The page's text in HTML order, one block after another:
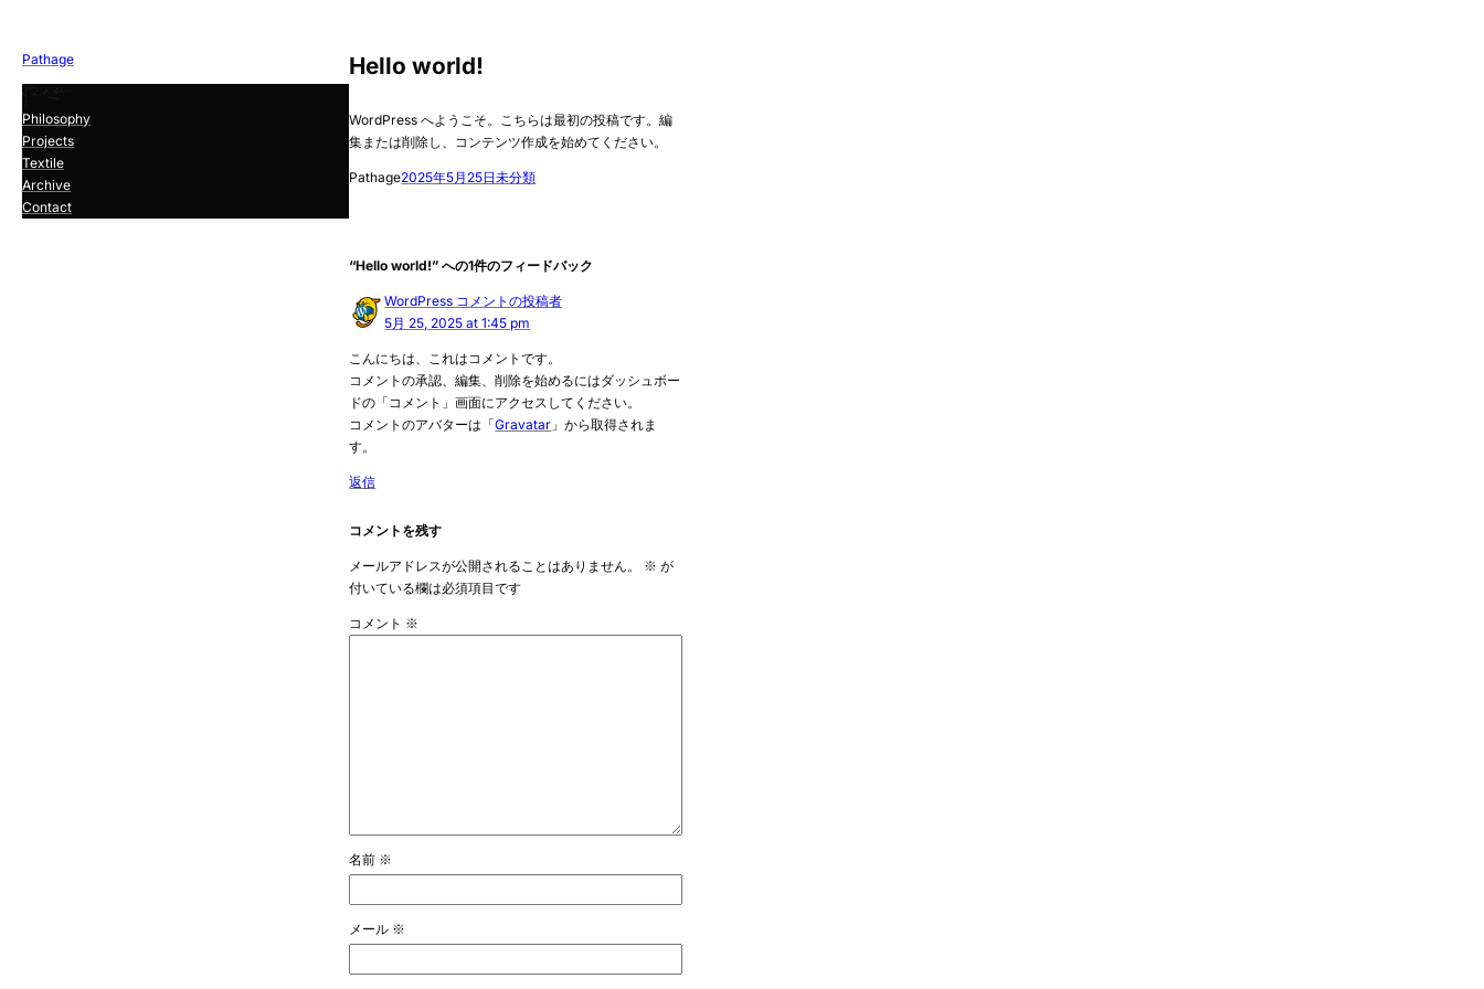
Pathage
Philosophy
Projects
Textile
Archive
Contact
Hello world!
WordPress へようこそ。こちらは最初の投稿です。編
集または削除し、コンテンツ作成を始めてください。
Pathage2025年5月25日未分類
“Hello world!” への1件のフィードバック
WordPress コメントの投稿者
5月 25, 2025 at 1:45 pm
こんにちは、これはコメントです。
コメントの承認、編集、削除を始めるにはダッシュボー
ドの「コメント」画面にアクセスしてください。
コメントのアバターは「Gravatar 」から取得されま
す。
返信
コメントを残す
メールアドレスが公開されることはありません。 ※ が
付いている欄は必須項目です
コメント ※
名前 ※
メール ※